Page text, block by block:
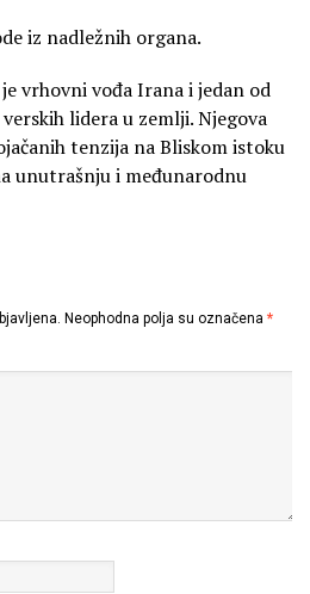
iz nadležnih organa.
vrhovni vođa Irana i jedan od
lidera u zemlji. Njegova
tenzija na Bliskom istoku
unutrašnju i međunarodnu
Neophodna polja su označena *